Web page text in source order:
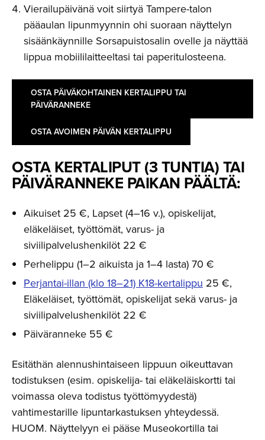
Vierailupäivänä voit siirtyä Tampere-talon
pääaulan lipunmyynnin ohi suoraan näyttelyn
sisäänkäynnille Sorsapuistosalin ovelle ja näyttää
lippua mobiililaitteeltasi tai paperitulosteena.
OSTA PÄIVÄKOHTAINEN KERTALIPPU TAI
PÄIVÄRANNEKE
OSTA AVOIMEN PÄIVÄN KERTALIPPU
OSTA KERTALIPUT (3 TUNTIA) TAI
PÄIVÄRANNEKE PAIKAN PÄÄLTÄ:
Aikuiset 25 €, Lapset (4–16 v.), opiskelijat,
eläkeläiset, työttömät, varus- ja
siviilipalvelushenkilöt 22 €
Perhelippu (1–2 aikuista ja 1–4 lasta) 70 €
Perjantai-illan (klo 18–21) K18-kertalippu 25 €,
Eläkeläiset, työttömät, opiskelijat sekä varus- ja
siviilipalvelushenkilöt 22 €
Päiväranneke 55 €
Esitäthän alennushintaiseen lippuun oikeuttavan
todistuksen (esim. opiskelija- tai eläkeläiskortti tai
voimassa oleva todistus työttömyydestä)
vahtimestarille lipuntarkastuksen yhteydessä.
HUOM. Näyttelyyn ei pääse Museokortilla tai